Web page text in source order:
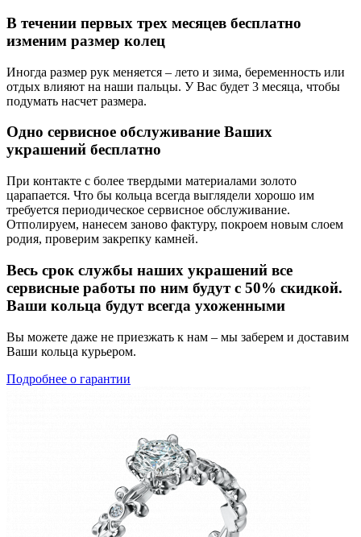
В течении первых трех месяцев бесплатно
изменим размер колец
Иногда размер рук меняется – лето и зима, беременность или
отдых влияют на наши пальцы. У Вас будет 3 месяца, чтобы
подумать насчет размера.
Одно сервисное обслуживание Ваших
украшений бесплатно
При контакте с более твердыми материалами золото
царапается. Что бы кольца всегда выглядели хорошо им
требуется периодическое сервисное обслуживание.
Отполируем, нанесем заново фактуру, покроем новым слоем
родия, проверим закрепку камней.
Весь срок службы наших украшений все
сервисные работы по ним будут с 50% скидкой.
Ваши кольца будут всегда ухоженными
Вы можете даже не приезжать к нам – мы заберем и доставим
Ваши кольца курьером.
Подробнее о гарантии